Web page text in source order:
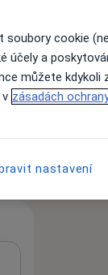
soubory cookie
účely a
můžete kdykoli
zásadách
nastavení